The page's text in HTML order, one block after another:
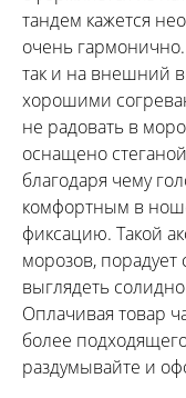
тандем кажется
очень
так и на внешний
хорошими
не радовать в
оснащено
благодаря чему
комфортным в
фиксацию. Такой
морозов,
выглядеть
Оплачивая товар
более
раздумывайте и